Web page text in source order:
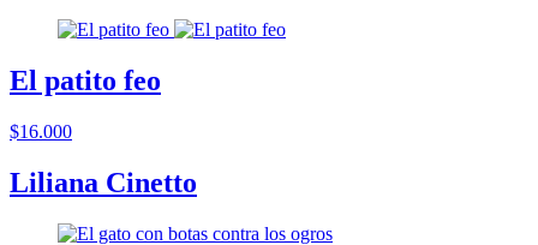
El patito feo
$16.000
Liliana Cinetto